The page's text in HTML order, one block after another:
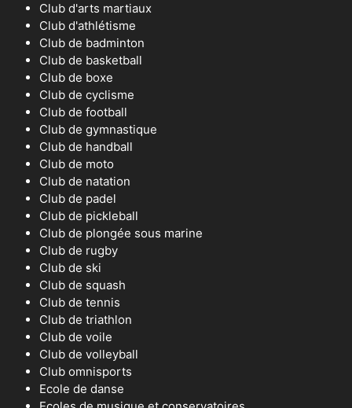
Club d'arts martiaux
Club d'athlétisme
Club de badminton
Club de basketball
Club de boxe
Club de cyclisme
Club de football
Club de gymnastique
Club de handball
Club de moto
Club de natation
Club de padel
Club de pickleball
Club de plongée sous marine
Club de rugby
Club de ski
Club de squash
Club de tennis
Club de triathlon
Club de voile
Club de volleyball
Club omnisports
Ecole de danse